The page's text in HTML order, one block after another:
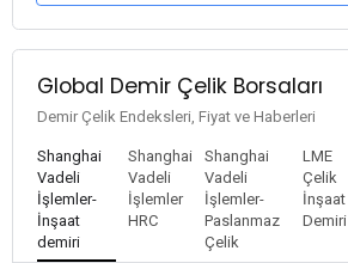
Global Demir Çelik Borsaları
Demir Çelik Endeksleri, Fiyat ve Haberleri
Shanghai
Vadeli
İşlemler-
İnşaat
demiri
Shanghai
Vadeli
İşlemler
HRC
Shanghai
Vadeli
İşlemler-
Paslanmaz
Çelik
LME
Çelik
İnşaat
Demiri